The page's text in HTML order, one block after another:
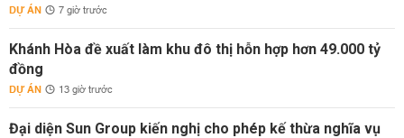
DỰ ÁN 7 giờ trước
Khánh Hòa đề xuất làm khu đô thị hỗn hợp hơn 49.000 tỷ
đồng
DỰ ÁN 13 giờ trước
Đại diện Sun Group kiến nghị cho phép kế thừa nghĩa vụ